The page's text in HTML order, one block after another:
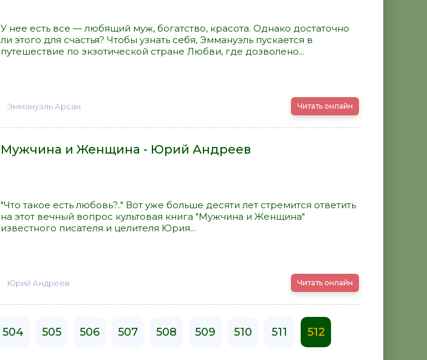
У нее есть все — любящий муж, богатство, красота. Однако достаточно
ли этого для счастья? Чтобы узнать себя, Эммануэль пускается в
путешествие по экзотической стране Любви, где дозволено...
Эммануэль Арсан Читать онлайн
Мужчина и Женщина - Юрий Андреев
"Что такое есть любовь?.." Вот уже больше десяти лет стремится ответить
на этот вечный вопрос культовая книга "Мужчина и Женщина"
известного писателя и целителя Юрия...
Юрий Андреев Читать онлайн
504 505 506 507 508 509 510 511 512